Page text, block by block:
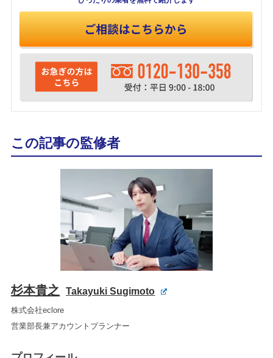
この記事の監修者
杉本貴之 Takayuki Sugimoto
株式会社eclore
営業部長兼アカウントプランナー